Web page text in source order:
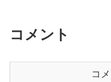
コメント
コ